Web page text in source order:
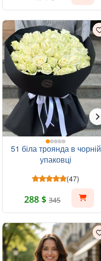
51 біла троянда в чорній
упаковці
(47)
288 $ 345